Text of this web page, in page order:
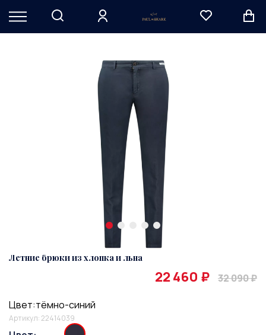
Артикул: 22414039
Летние брюки из хлопка и льна
22 460 ₽ 32 090 ₽
Цвет:тёмно-синий